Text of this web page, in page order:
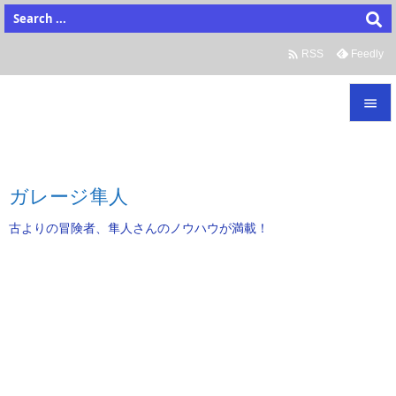
ガレージ隼人
古よりの冒険者、隼人さんのノウハウが満載！

 RSS Feedly